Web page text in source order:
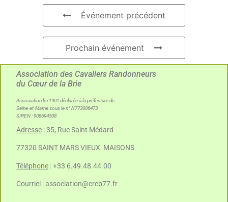
Événement précédent
Prochain événement
Association des Cavaliers Randonneurs
du Cœur de la Brie
Association loi 1901 déclarée à la préfecture de
Seine-et-Marne sous le n°W773006473
SIREN : 908694508
Adresse : 35, Rue Saint Médard
77320 SAINT MARS VIEUX MAISONS
Téléphone : +33 6.49.48.44.00
Courriel :association@crcb77.fr